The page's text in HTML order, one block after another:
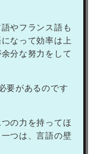
やフランス語も
なって効率は上
分な努力をして
要があるのです
の力を持ってほ
つは、言語の壁